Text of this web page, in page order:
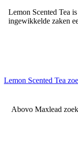
Lemon Scented Tea
ingewikkelde zaken
Lemon Scented Tea
Abovo Maxlead